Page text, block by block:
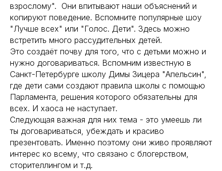
взрослому". Они впитывают наши объяснений и
копируют поведение. Вспомните популярные шоу
"Лучше всех" или "Голос. Дети". Здесь можно
встретить много рассудительных детей.
Это создаёт почву для того, что с детьми можно и
нужно договариваться. Вспомним известную в
Санкт-Петербурге школу Димы Зицера "Апельсин",
где дети сами создают правила школы с помощью
Парламента, решения которого обязательны для
всех. И хаоса не наступает.
Следующая важная для них тема - это умеешь ли
ты договариваться, убеждать и красиво
презентовать. Именно поэтому они живо проявляют
интерес ко всему, что связано с блогерством,
сторителлингом и т.д.